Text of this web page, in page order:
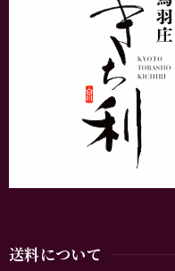
送料について